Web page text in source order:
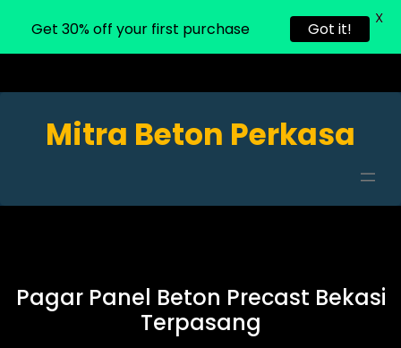
Mitra Beton Perkasa
Pagar Panel Beton Precast Bekasi
Terpasang
Get 30% off your first purchase Got it!
X